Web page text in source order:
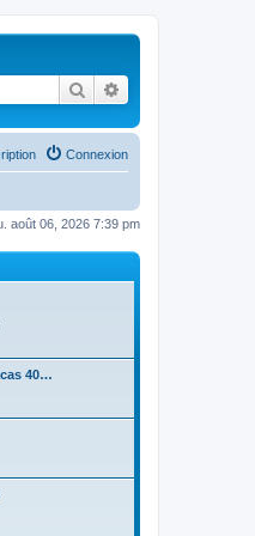
Rechercher
Connexion
août 06, 2026 7:39 pm
40…